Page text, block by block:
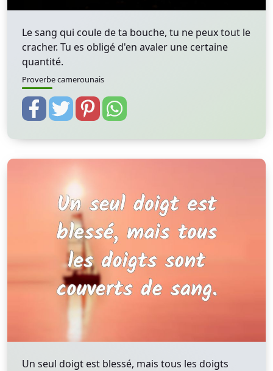
Le sang qui coule de ta bouche, tu ne peux tout le
cracher. Tu es obligé d'en avaler une certaine
quantité.
Proverbe camerounais
Un seul doigt est blessé, mais tous les doigts